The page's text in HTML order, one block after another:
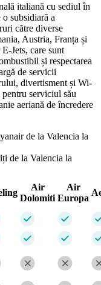
italiană cu sediul în
subsidiară a
către diverse
Austria, Franța și
Jets, care sunt
și respectarea
de servicii
divertisment și Wi-
serviciul său
aeriană de încredere
de la Valencia la
de la Valencia la
Air
Dolomiti
Air
Europa